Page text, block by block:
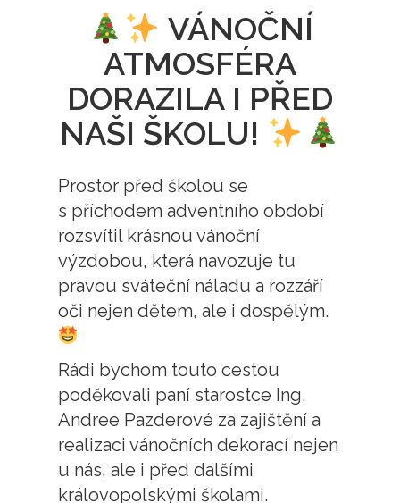
VÁNOČNÍ
ATMOSFÉRA
DORAZILA I PŘED
NAŠI ŠKOLU!
Prostor před školou se
s příchodem adventního období
rozsvítil krásnou vánoční
výzdobou, která navozuje tu
pravou sváteční náladu a rozzáří
oči nejen dětem, ale i dospělým.
Rádi bychom touto cestou
poděkovali paní starostce Ing.
Andree Pazderové za zajištění a
realizaci vánočních dekorací nejen
u nás, ale i před dalšími
královopolskými školami.